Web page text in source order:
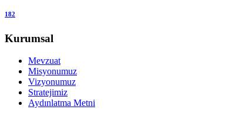
182
Kurumsal
Mevzuat
Misyonumuz
Vizyonumuz
Stratejimiz
Aydınlatma Metni